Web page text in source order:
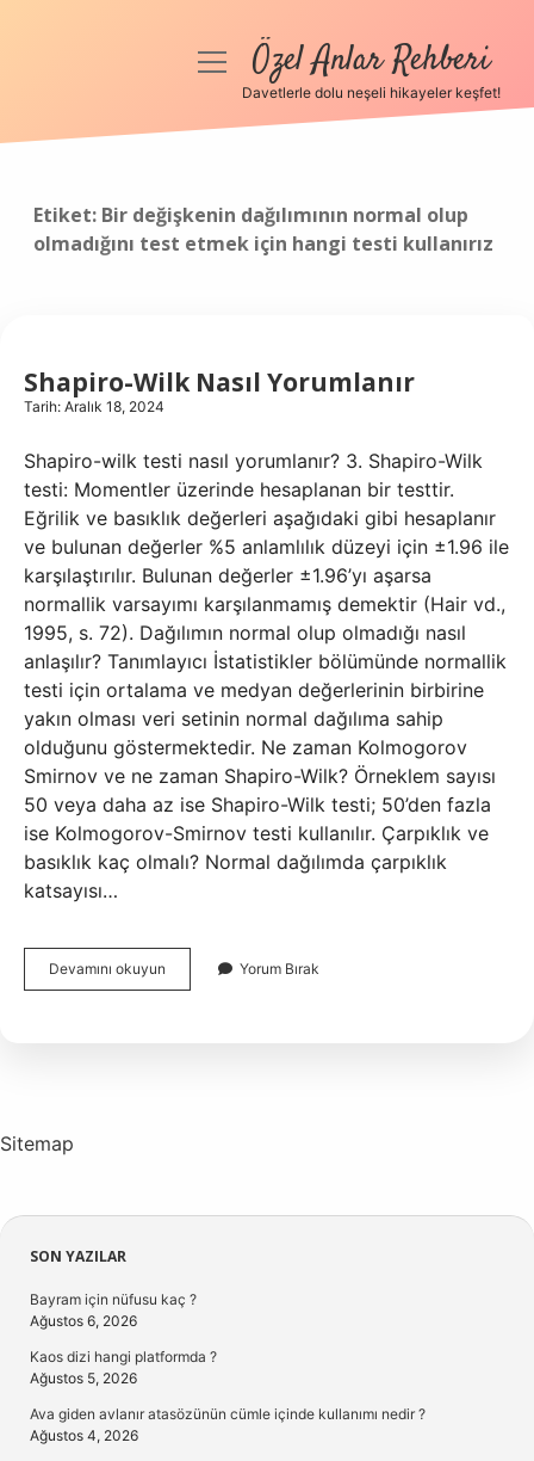
Anasayfa
Yasal Uyarı
menüyüÖzel Anlar Rehberi
Davetlerle dolu neşeli hikayeler keşfet!
Etiket: Bir değişkenin dağılımının normal olup
olmadığını test etmek için hangi testi kullanırız
Shapiro-Wilk Nasıl Yorumlanır
Tarih: Aralık 18, 2024
Shapiro-wilk testi nasıl yorumlanır? 3. Shapiro-Wilk
testi: Momentler üzerinde hesaplanan bir testtir.
Eğrilik ve basıklık değerleri aşağıdaki gibi hesaplanır
ve bulunan değerler %5 anlamlılık düzeyi için ±1.96 ile
karşılaştırılır. Bulunan değerler ±1.96’yı aşarsa
normallik varsayımı karşılanmamış demektir (Hair vd.,
1995, s. 72). Dağılımın normal olup olmadığı nasıl
anlaşılır? Tanımlayıcı İstatistikler bölümünde normallik
testi için ortalama ve medyan değerlerinin birbirine
yakın olması veri setinin normal dağılıma sahip
olduğunu göstermektedir. Ne zaman Kolmogorov
Smirnov ve ne zaman Shapiro-Wilk? Örneklem sayısı
50 veya daha az ise Shapiro-Wilk testi; 50’den fazla
ise Kolmogorov-Smirnov testi kullanılır. Çarpıklık ve
basıklık kaç olmalı? Normal dağılımda çarpıklık
katsayısı…
Devamını okuyun Shapiro-
Wilk
Yorum Bırak
Sitemap
Sidebar
SON YAZILAR
Bayram için nüfusu kaç ?
Ağustos 6, 2026
Kaos dizi hangi platformda ?
Ağustos 5, 2026
Ava giden avlanır atasözünün cümle içinde kullanımı nedir ?
Ağustos 4, 2026